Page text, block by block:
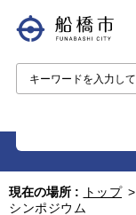
現在の場所 : トップ >
シンポジウム